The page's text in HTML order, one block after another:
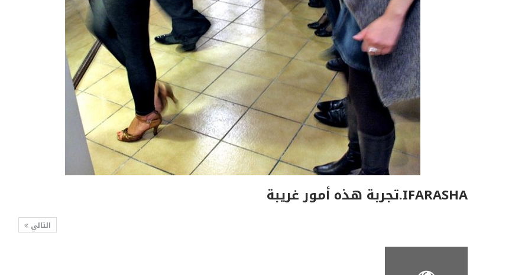
IFARASHA.تجربة هذه أمور غريبة
التالي